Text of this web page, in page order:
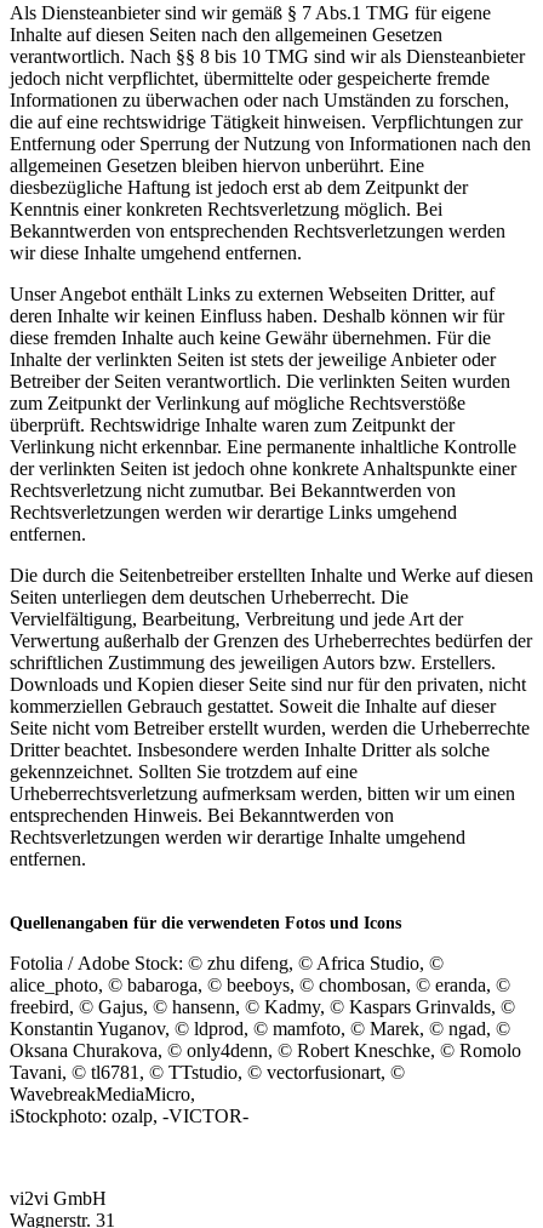
Als Diensteanbieter sind wir gemäß § 7 Abs.1 TMG für eigene
Inhalte auf diesen Seiten nach den allgemeinen Gesetzen
verantwortlich. Nach §§ 8 bis 10 TMG sind wir als Diensteanbieter
jedoch nicht verpflichtet, übermittelte oder gespeicherte fremde
Informationen zu überwachen oder nach Umständen zu forschen,
die auf eine rechtswidrige Tätigkeit hinweisen. Verpflichtungen zur
Entfernung oder Sperrung der Nutzung von Informationen nach den
allgemeinen Gesetzen bleiben hiervon unberührt. Eine
diesbezügliche Haftung ist jedoch erst ab dem Zeitpunkt der
Kenntnis einer konkreten Rechtsverletzung möglich. Bei
Bekanntwerden von entsprechenden Rechtsverletzungen werden
wir diese Inhalte umgehend entfernen.
Unser Angebot enthält Links zu externen Webseiten Dritter, auf
deren Inhalte wir keinen Einfluss haben. Deshalb können wir für
diese fremden Inhalte auch keine Gewähr übernehmen. Für die
Inhalte der verlinkten Seiten ist stets der jeweilige Anbieter oder
Betreiber der Seiten verantwortlich. Die verlinkten Seiten wurden
zum Zeitpunkt der Verlinkung auf mögliche Rechtsverstöße
überprüft. Rechtswidrige Inhalte waren zum Zeitpunkt der
Verlinkung nicht erkennbar. Eine permanente inhaltliche Kontrolle
der verlinkten Seiten ist jedoch ohne konkrete Anhaltspunkte einer
Rechtsverletzung nicht zumutbar. Bei Bekanntwerden von
Rechtsverletzungen werden wir derartige Links umgehend
entfernen.
Die durch die Seitenbetreiber erstellten Inhalte und Werke auf diesen
Seiten unterliegen dem deutschen Urheberrecht. Die
Vervielfältigung, Bearbeitung, Verbreitung und jede Art der
Verwertung außerhalb der Grenzen des Urheberrechtes bedürfen der
schriftlichen Zustimmung des jeweiligen Autors bzw. Erstellers.
Downloads und Kopien dieser Seite sind nur für den privaten, nicht
kommerziellen Gebrauch gestattet. Soweit die Inhalte auf dieser
Seite nicht vom Betreiber erstellt wurden, werden die Urheberrechte
Dritter beachtet. Insbesondere werden Inhalte Dritter als solche
gekennzeichnet. Sollten Sie trotzdem auf eine
Urheberrechtsverletzung aufmerksam werden, bitten wir um einen
entsprechenden Hinweis. Bei Bekanntwerden von
Rechtsverletzungen werden wir derartige Inhalte umgehend
entfernen.
Quellenangaben für die verwendeten Fotos und Icons
Fotolia / Adobe Stock: © zhu difeng, © Africa Studio, ©
alice_photo, © babaroga, © beeboys, © chombosan, © eranda, ©
freebird, © Gajus, © hansenn, © Kadmy, © Kaspars Grinvalds, ©
Konstantin Yuganov, © ldprod, © mamfoto, © Marek, © ngad, ©
Oksana Churakova, © only4denn, © Robert Kneschke, © Romolo
Tavani, © tl6781, © TTstudio, © vectorfusionart, ©
WavebreakMediaMicro,
iStockphoto: ozalp, -VICTOR-
vi2vi GmbH
Wagnerstr. 31